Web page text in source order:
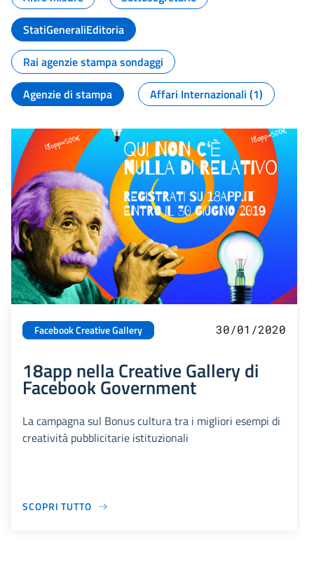
StatiGeneraliEditoria
Rai agenzie stampa sondaggi
Agenzie di stampa
Affari Internazionali (1)
Facebook Creative Gallery 30/01/2020
18app nella Creative Gallery di
Facebook Government
La campagna sul Bonus cultura tra i migliori esempi di
creatività pubblicitarie istituzionali
SCOPRI TUTTO